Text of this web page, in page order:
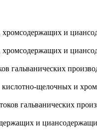
и
и
гальванических
щелочных и
гальванических
и